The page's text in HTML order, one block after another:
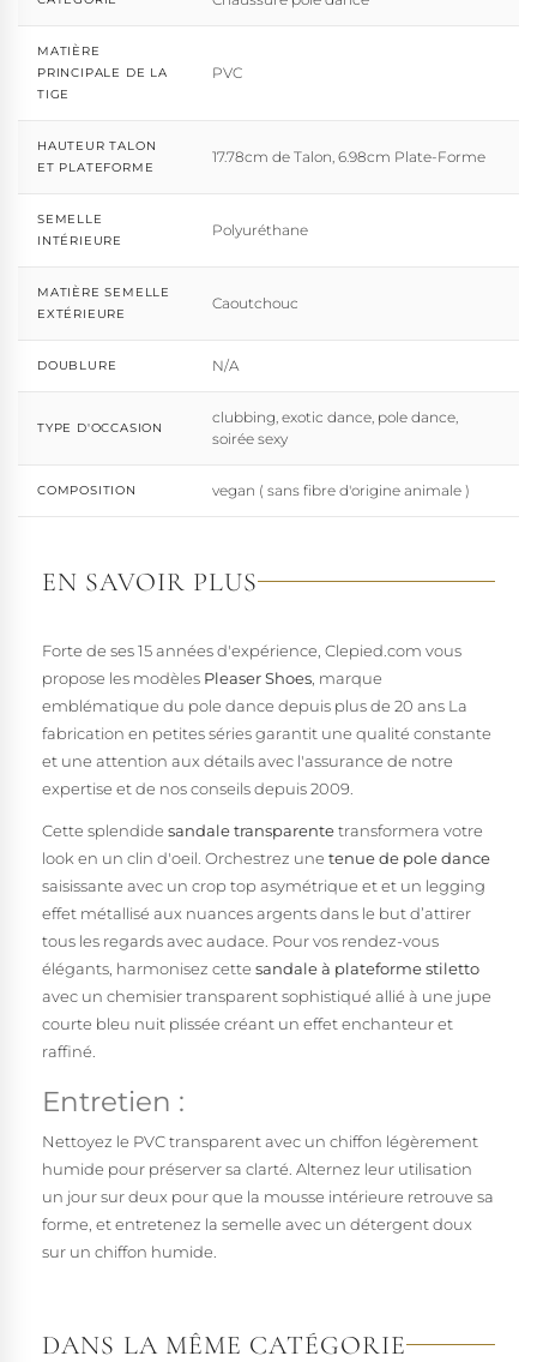
MATIÈRE
PRINCIPALE DE LA
TIGE
PVC
HAUTEUR TALON
ET PLATEFORME
17.78cm de Talon, 6.98cm Plate-Forme
SEMELLE
INTÉRIEURE
Polyuréthane
MATIÈRE SEMELLE
EXTÉRIEURE
Caoutchouc
DOUBLURE N/A
TYPE D'OCCASION
clubbing, exotic dance, pole dance,
soirée sexy
COMPOSITION vegan ( sans fibre d'origine animale )
EN SAVOIR PLUS
Forte de ses 15 années d'expérience, Clepied.com vous
propose les modèles Pleaser Shoes , marque
emblématique du pole dance depuis plus de 20 ans La
fabrication en petites séries garantit une qualité constante
et une attention aux détails avec l'assurance de notre
expertise et de nos conseils depuis 2009.
Cette splendide sandale transparentetransformera votre
look en un clin d'oeil. Orchestrez une tenue de pole dance
saisissante avec un crop top asymétrique et et un legging
effet métallisé aux nuances argents dans le but d’attirer
tous les regards avec audace. Pour vos rendez-vous
élégants, harmonisez cette sandale à plateforme stiletto
avec un chemisier transparent sophistiqué allié à une jupe
courte bleu nuit plissée créant un effet enchanteur et
raffiné.
Entretien :
Nettoyez le PVC transparent avec un chiffon légèrement
humide pour préserver sa clarté. Alternez leur utilisation
un jour sur deux pour que la mousse intérieure retrouve sa
forme, et entretenez la semelle avec un détergent doux
sur un chiffon humide.
DANS LA MÊME CATÉGORIE